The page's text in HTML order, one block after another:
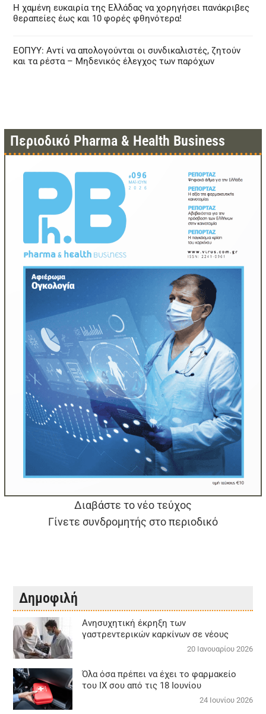
Η χαμένη ευκαιρία της Ελλάδας να χορηγήσει πανάκριβες
θεραπείες έως και 10 φορές φθηνότερα!
ΕΟΠΥΥ: Αντί να απολογούνται οι συνδικαλιστές, ζητούν
και τα ρέστα – Μηδενικός έλεγχος των παρόχων
Περιοδικό Pharma & Health Business
Διαβάστε το νέο τεύχος
Γίνετε συνδρομητής στο περιοδικό
Δημοφιλή
Aνησυχητική έκρηξη των
γαστρεντερικών καρκίνων σε νέους
20 Ιανουαρίου 2026
Όλα όσα πρέπει να έχει το φαρμακείο
του ΙΧ σου από τις 18 Ιουνίου
24 Ιουνίου 2026